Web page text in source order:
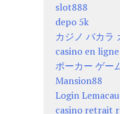
slot888
depo 5k
カジノ バカラ
casino en ligne
ポーカー ゲー
Mansion88
Login Lemacau
casino retrait